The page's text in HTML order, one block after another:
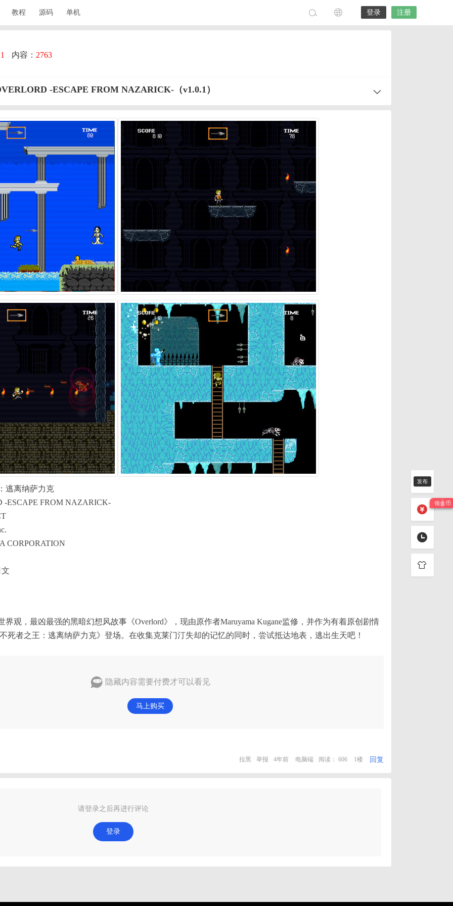
教程 源码 单机 登录 注册
1 内容： 2763
-ESCAPE FROM NAZARICK-（v1.0.1）
逃离纳萨力克
-ESCAPE FROM NAZARICK-
CORPORATION
，最凶最强的黑暗幻想风故事《Overlord》，现由原作者Maruyama Kugane监修，并作为有着原创剧情
死者之王：逃离纳萨力克》登场。在收集克莱门汀失却的记忆的同时，尝试抵达地表，逃出生天吧！
隐藏内容需要付费才可以看见
马上购买
拉黑 举报 4年前 电脑端 阅读： 606 1楼 回复
请登录之后再进行评论
登录